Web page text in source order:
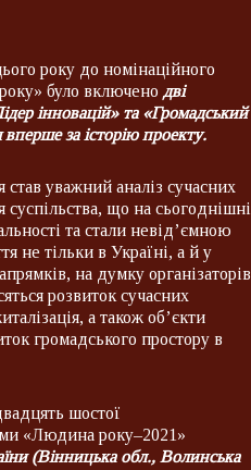
року до номінаційного
було включено дві
інновацій» та «Громадський
за історію проекту.
уважний аналіз сучасних
суспільства, що на
та стали невід’ємною
не тільки в Україні, а й у
на думку організаторів
розвиток сучасних
а також об’єкти
громадського простору в
шостої
«Людина року–2021»
(Вінницька обл., Волинська